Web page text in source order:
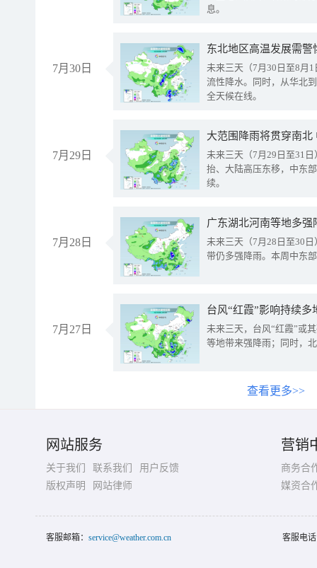
息。
7月30日
东北地区高温发展需
未来三天（7月30日至8月
流性降水。同时，从华北
全天候在线。
7月29日
大范围降雨将贯穿南
未来三天（7月29日至31
抬、大陆高压东移，中东
续。
7月28日
广东湖北河南等地多
未来三天（7月28日至30
带仍多强降雨。本周中东
7月27日
台风“红霞”影响持续
未来三天，台风“红霞”或
等地带来强降雨；同时，
查看更多>>
网站服务
关于我们 联系我们
用户反馈
版权声明
网站律师
营销
商务合
媒资合
客服邮箱： service@weather.com.cn 客服电